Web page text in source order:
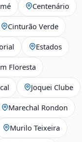
Centenário
Cinturão Verde
Estados
Floresta
Joquei Clube
Marechal Rondon
Murilo Teixeira